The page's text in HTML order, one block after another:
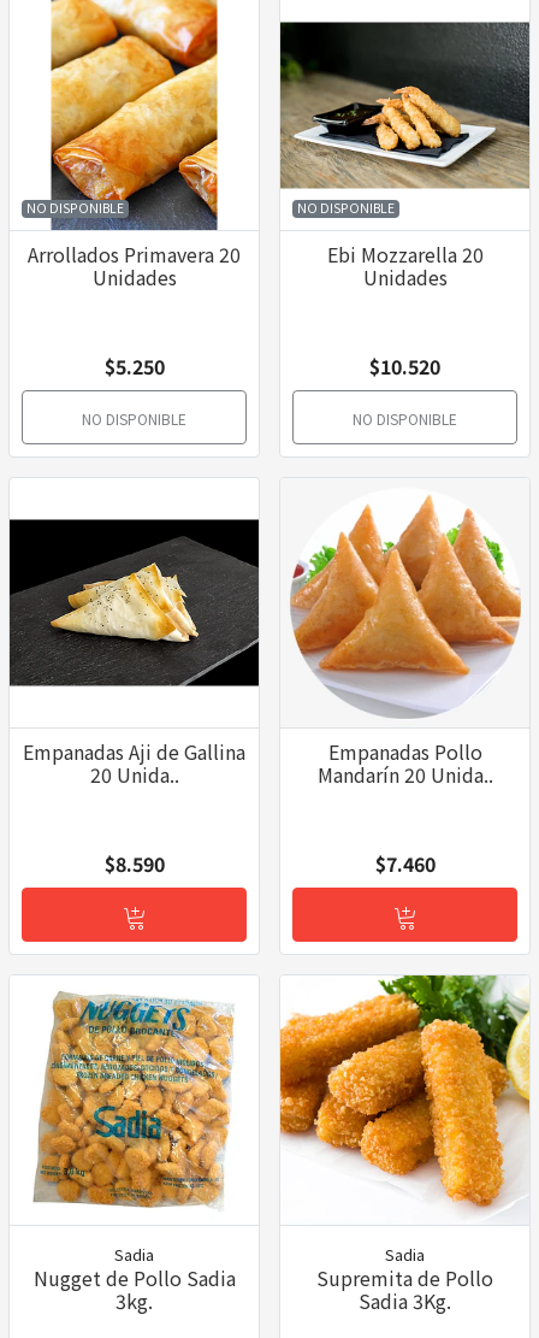
NO DISPONIBLE
Arrollados Primavera 20
Unidades
$5.250
NO DISPONIBLE
NO DISPONIBLE
Ebi Mozzarella 20
Unidades
$10.520
NO DISPONIBLE
Empanadas Aji de Gallina
20 Unida..
$8.590
Empanadas Pollo
Mandarín 20 Unida..
$7.460
Sadia
Nugget de Pollo Sadia
3kg.
Sadia
Supremita de Pollo
Sadia 3Kg.